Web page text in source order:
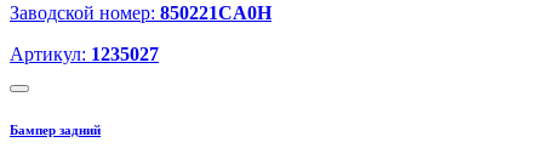
Заводской номер: 850221CA0H
Артикул: 1235027
Бампер задний